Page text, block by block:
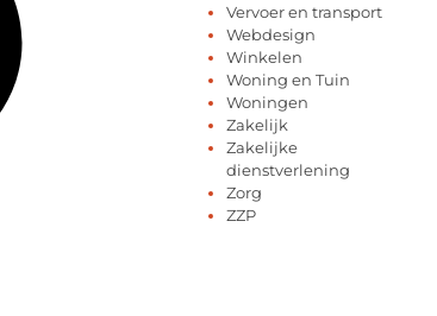
Vervoer en transport
Webdesign
Winkelen
Woning en Tuin
Woningen
Zakelijk
Zakelijke
dienstverlening
Zorg
ZZP